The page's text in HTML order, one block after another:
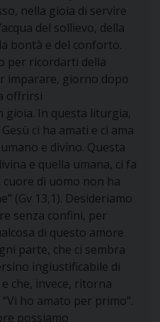
nella gioia di servire
del sollievo, della
bontà e del conforto.
per ricordarti della
imparare, giorno dopo
offrirsi
gioia. In questa liturgia,
ci ha amati e ci ama
e divino. Questa
e quella umana, ci fa
cuore di uomo non ha
(Gv 13,1). Desideriamo
senza confini, per
di questo amore
parte, che ci sembra
ingiustificabile di
che, invece, ritorna
ho amato per primo”.
possiamo